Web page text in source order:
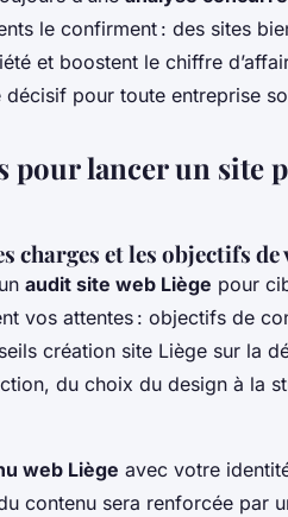
le confirment : des sites
et boostent le chiffre
pour toute entreprise
pour lancer un site
charges et les objectifs
audit site web Liège pour
vos attentes : objectifs de
création site Liège sur la
du choix du design à la
web Liège avec votre
contenu sera renforcée par